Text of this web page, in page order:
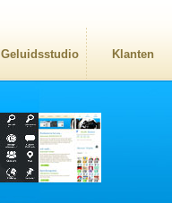
Geluidsstudio Klanten